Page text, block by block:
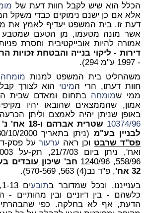
הכלל הוא שיש לקבל חוות דעת של
אלא אם כן ישנם נימוקים כבדי משקל
דעת זו. בית המשפט יעדיף לאמץ את
אשר מונה מטעמו, מן הטעם שמטבע
אמורה להיות אובייקטיבית וחסרת
דירות - ליקוי בנייה והבטחת זכויות
- 1997 ע"מ 294).
משהחליט בית המשפט למנות מומחה
חוות דעתו, הרי המינוי הוא לצורך
ממי שמומחה בתחום ומאדם שבית
אמון, שהממצאים שהובאו יהיו
באופן שניתן יהיה לאמצם וליתן
10374/96
שטרית
לבניין בע"מ(ניתן בתאריך 30/10/2000, לא פורסם, להלן:
פס"ד שרבט וכן ראה ערעור
558/96, 1240/96
חב' שיכון עובדים
32 אח'
, פ"ד נב(4) 563, 570-569).
בענייננו, וככל שמדובר בתובע
כלשהם - בין דיוניים ובין מהותיים -
הדעת, אף לא בחלקה. כפי